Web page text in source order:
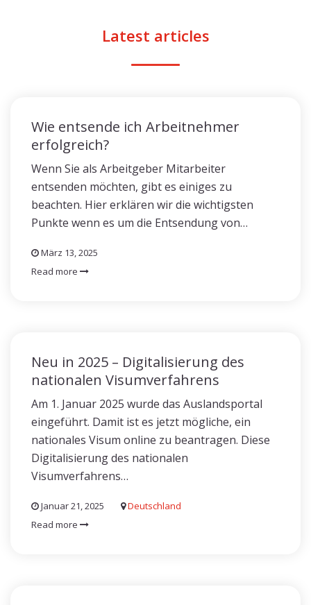
Latest articles
Wie entsende ich Arbeitnehmer
erfolgreich?
Wenn Sie als Arbeitgeber Mitarbeiter
entsenden möchten, gibt es einiges zu
beachten. Hier erklären wir die wichtigsten
Punkte wenn es um die Entsendung von…
März 13, 2025
Read more
Neu in 2025 – Digitalisierung des
nationalen Visumverfahrens
Am 1. Januar 2025 wurde das Auslandsportal
eingeführt. Damit ist es jetzt mögliche, ein
nationales Visum online zu beantragen. Diese
Digitalisierung des nationalen
Visumverfahrens…
Januar 21, 2025
Deutschland
Read more